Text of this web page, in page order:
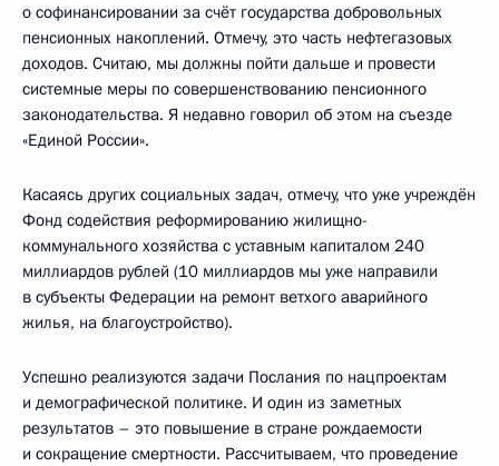
о софинансировании за счёт государства добровольных
пенсионных накоплений. Отмечу, это часть нефтегазовых
доходов. Считаю, мы должны пойти дальше и провести
системные меры по совершенствованию пенсионного
законодательства. Я недавно говорил об этом на съезде
«Единой России».
Касаясь других социальных задач, отмечу, что уже учреждён
Фонд содействия реформированию жилищно-
коммунального хозяйства с уставным капиталом 240
миллиардов рублей (10 миллиардов мы уже направили
в субъекты Федерации на ремонт ветхого аварийного
жилья, на благоустройство).
Успешно реализуются задачи Послания по нацпроектам
и демографической политике. И один из заметных
результатов – это повышение в стране рождаемости
и сокращение смертности. Рассчитываем, что проведение